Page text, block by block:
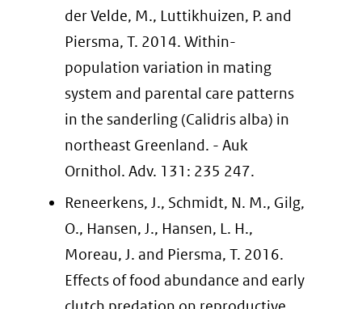
der Velde, M., Luttikhuizen, P. and
Piersma, T. 2014. Within-
population variation in mating
system and parental care patterns
in the sanderling (Calidris alba) in
northeast Greenland. - Auk
Ornithol. Adv. 131: 235 247.
Reneerkens, J., Schmidt, N. M., Gilg,
O., Hansen, J., Hansen, L. H.,
Moreau, J. and Piersma, T. 2016.
Effects of food abundance and early